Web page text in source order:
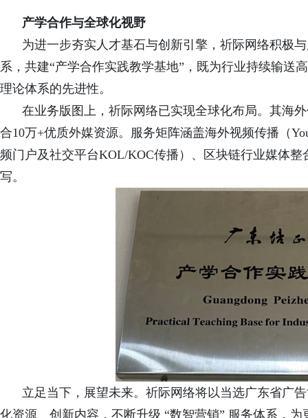
产学合作与全球化视野
为进一步夯实人才基石与创新引擎，祈际网络积极与
系，共建“产学合作实践教学基地”，既为行业持续输送
理论体系的先进性。
在业务版图上，祈际网络已实现全球化布局。其海
合10万+优质外媒资源。服务矩阵涵盖海外视频传播（
频门户及社交平台KOL/KOC传播）、区块链行业媒体
写。
立足当下，展望未来。祈际网络将以当选广东省广
化资源、创新内容，不断升级 “数智营销” 服务体系，